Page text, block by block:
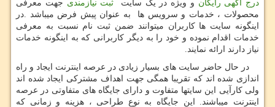
درج آگهی رایگان و ویژه در یک سایت ثبت نیازمندی جهت معرفی
محصولات ، خدمات و سرویس ها به عنوان پیش فرض میباشد .در
اینگونه سایت ها کاربران میتوانند ضمن ثبت نام نسبت به معرفی
خدمات اقدام نموده و خود را به دیگر کاربرانی که به اینگونه خدمات
نیاز دارند ارائه نمایند.
در حال حاضر سایت های بسیار زیادی در عرصه اینترنت ایجاد و راه
اندازی شده اند که تقریبا همگی جهت اهداف مشترکی ایجاد شده اند
ولی کارآیی این سایتها متفاوت و دارای جایگاه های متفاوتی در عرصه
اینترنت میباشند. این جایگاه به نوع طراحی ، هزینه و زمانی که